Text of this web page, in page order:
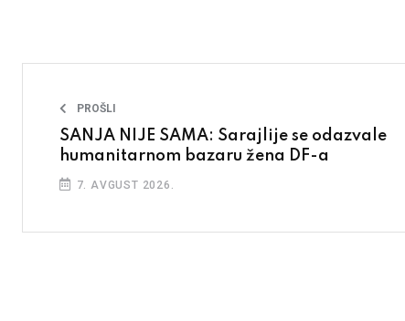
PROŠLI
SANJA NIJE SAMA: Sarajlije se odazvale
humanitarnom bazaru žena DF-a
7. AVGUST 2026.